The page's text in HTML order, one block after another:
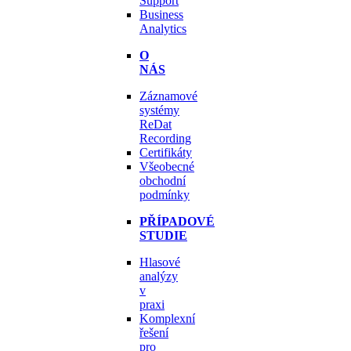
Business
Analytics
O
NÁS
Záznamové
systémy
ReDat
Recording
Certifikáty
Všeobecné
obchodní
podmínky
PŘÍPADOVÉ
STUDIE
Hlasové
analýzy
v
praxi
Komplexní
řešení
pro